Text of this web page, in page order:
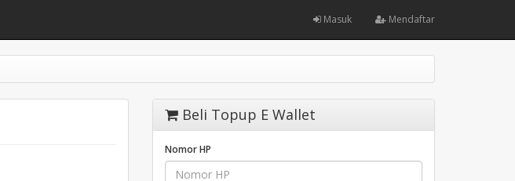
Masuk Mendaftar
Beli Topup E Wallet
Nomor HP